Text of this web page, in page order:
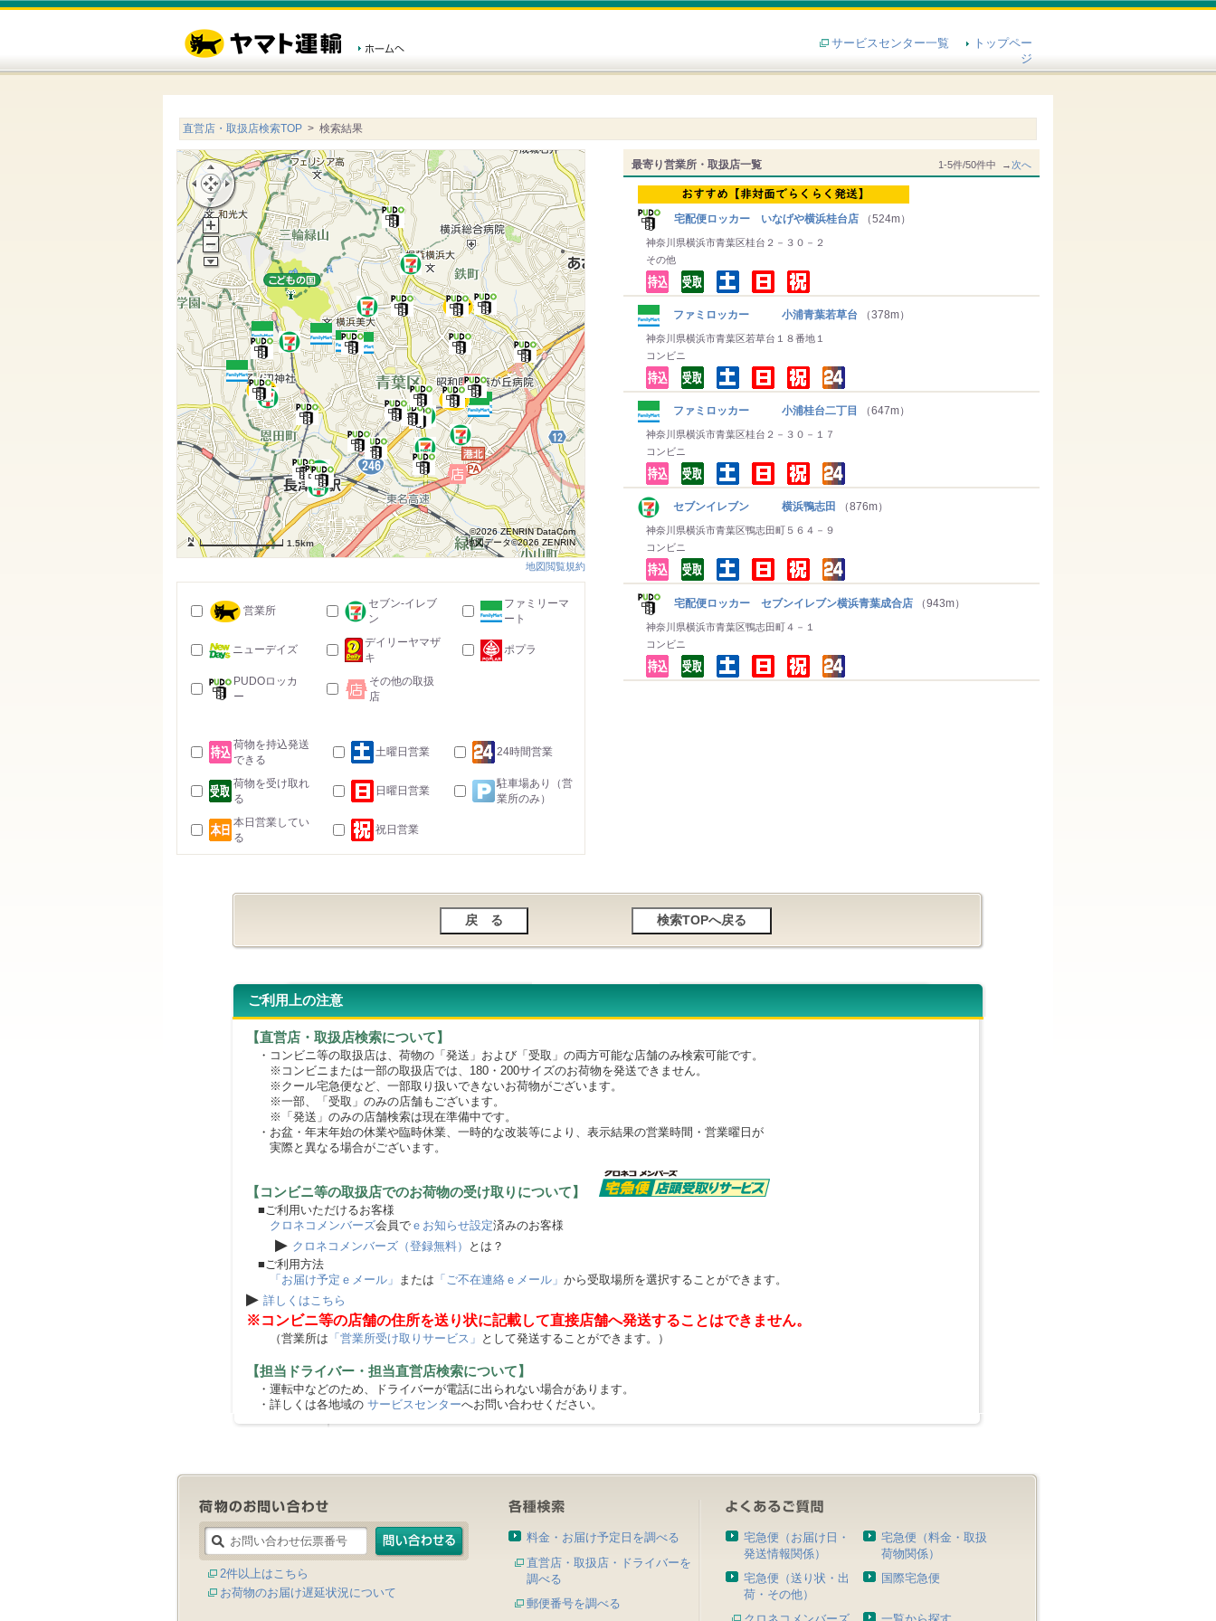
サービスセンター一覧
トップペー
ジ
直営店・取扱店検索TOP > 検索結果
最寄り営業所・取扱店一覧 1-5件/50件中 →次へ
宅配便ロッカー いなげや横浜桂台店 （524m）
神奈川県横浜市青葉区桂台２－３０－２
その他
ファミロッカー 小浦青葉若草台 （378m）
神奈川県横浜市青葉区若草台１８番地１
コンビニ
ファミロッカー 小浦桂台二丁目 （647m）
神奈川県横浜市青葉区桂台２－３０－１７
コンビニ
セブンイレブン 横浜鴨志田 （876m）
神奈川県横浜市青葉区鴨志田町５６４－９
コンビニ
宅配便ロッカー セブンイレブン横浜青葉成合店 （943m）
神奈川県横浜市青葉区鴨志田町４－１
コンビニ
1.5km
©2026 ZENRIN DataCom
地図データ©2026 ZENRIN
地図閲覧規約
営業所
セブン-イレブ
ン
ファミリーマ
ート
ニューデイズ
デイリーヤマザ
キ
ポプラ
PUDOロッカ
ー
その他の取扱
店
荷物を持込発送
できる
土曜日営業 24時間営業
荷物を受け取れ
る
日曜日営業
駐車場あり（営
業所のみ）
本日営業してい
る
祝日営業
ご利用上の注意
【直営店・取扱店検索について】
・コンビニ等の取扱店は、荷物の「発送」および「受取」の両方可能な店舗のみ検索可能です。
※コンビニまたは一部の取扱店では、180・200サイズのお荷物を発送できません。
※クール宅急便など、一部取り扱いできないお荷物がございます。
※一部、「受取」のみの店舗もございます。
※「発送」のみの店舗検索は現在準備中です。
・お盆・年末年始の休業や臨時休業、一時的な改装等により、表示結果の営業時間・営業曜日が
実際と異なる場合がございます。
【コンビニ等の取扱店でのお荷物の受け取りについて】
■ご利用いただけるお客様
クロネコメンバーズ会員で ｅお知らせ設定済みのお客様
▶ クロネコメンバーズ（登録無料）
とは？
■ご利用方法
「お届け予定ｅメール」 または 「ご不在連絡ｅメール」 から受取場所を選択することができます。
▶ 詳しくはこちら
※コンビニ等の店舗の住所を送り状に記載して直接店舗へ発送することはできません。
（営業所は 「営業所受け取りサービス」 として発送することができます。）
【担当ドライバー・担当直営店検索について】
・運転中などのため、ドライバーが電話に出られない場合があります。
・詳しくは各地域の サービスセンターへお問い合わせください。
2件以上はこちら
お荷物のお届け遅延状況について
料金・お届け予定日を調べる
直営店・取扱店・ドライバーを
調べる
郵便番号を調べる
宅急便（お届け日・
発送情報関係）
宅急便（料金・取扱
荷物関係）
宅急便（送り状・出
荷・その他）
国際宅急便